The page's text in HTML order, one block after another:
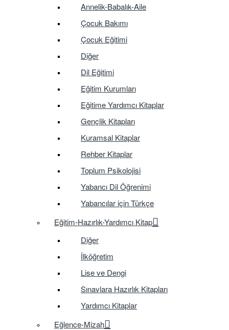
Annelik-Babalık-Aile
Çocuk Bakımı
Çocuk Eğitimi
Diğer
Dil Eğitimi
Eğitim Kurumları
Eğitime Yardımcı Kitaplar
Gençlik Kitapları
Kuramsal Kitaplar
Rehber Kitaplar
Toplum Psikolojisi
Yabancı Dil Öğrenimi
Yabancılar için Türkçe
Eğitim-Hazırlık-Yardımcı Kitap
Diğer
İlköğretim
Lise ve Dengi
Sınavlara Hazırlık Kitapları
Yardımcı Kitaplar
Eğlence-Mizah